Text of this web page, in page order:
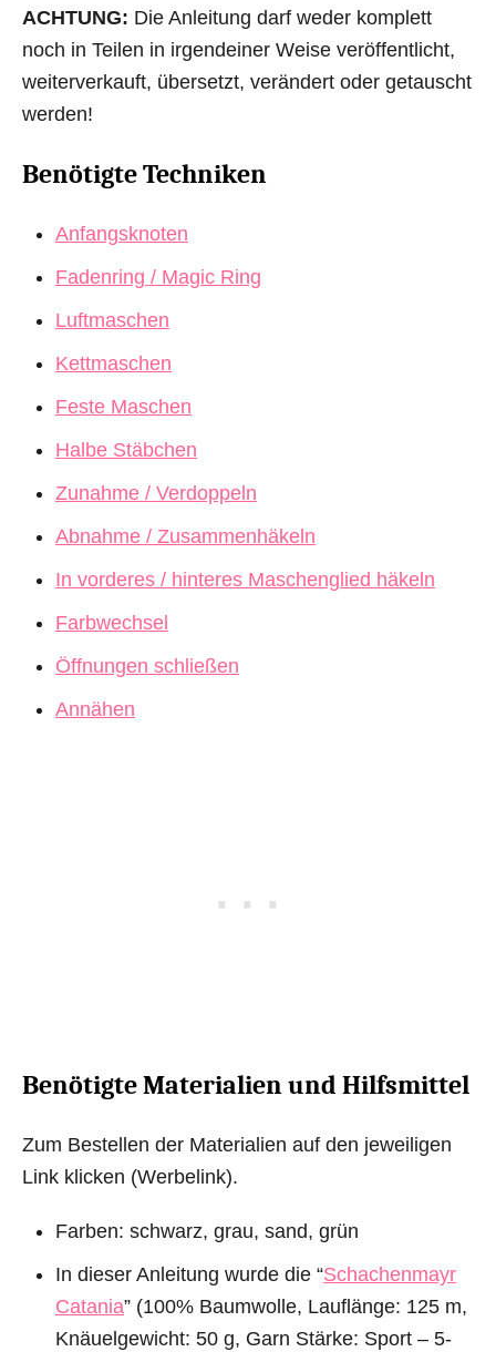
ACHTUNG: Die Anleitung darf weder komplett
noch in Teilen in irgendeiner Weise veröffentlicht,
weiterverkauft, übersetzt, verändert oder getauscht
werden!
Benötigte Techniken
Anfangsknoten
Fadenring / Magic Ring
Luftmaschen
Kettmaschen
Feste Maschen
Halbe Stäbchen
Zunahme / Verdoppeln
Abnahme / Zusammenhäkeln
In vorderes / hinteres Maschenglied häkeln
Farbwechsel
Öffnungen schließen
Annähen
Benötigte Materialien und Hilfsmittel
Zum Bestellen der Materialien auf den jeweiligen
Link klicken (Werbelink).
Farben: schwarz, grau, sand, grün
In dieser Anleitung wurde die “Schachenmayr
Catania” (100% Baumwolle, Lauflänge: 125 m,
Knäuelgewicht: 50 g, Garn Stärke: Sport – 5-